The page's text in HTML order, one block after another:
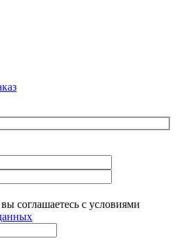
соглашаетесь с условиями